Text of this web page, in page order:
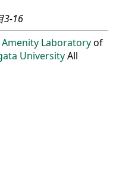
3-16
Amenity Laboratoryof
UniversityAll